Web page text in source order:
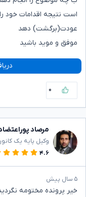
است نتیجه اقدامات خود
عودت(برگشت) دهد
موفق و موید باشید
۰
مرصاد
وکیل پایه یک
۴.۶
۵ سال پیش
خیر پرونده مختومه